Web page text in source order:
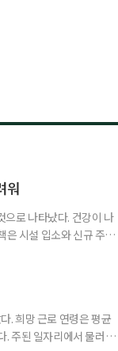
워
로 나타났다. 건강이 나
은 시설 입소와 신규 주택
고
. 희망 근로 연령은 평균
. 주된 일자리에서 물러난